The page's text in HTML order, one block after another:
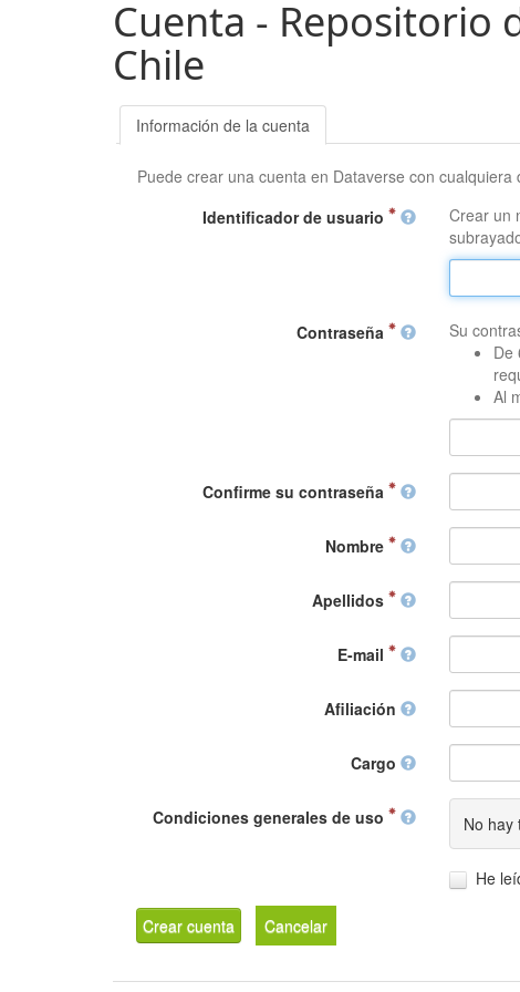
Cuenta - Repositorio
Chile
Información de la cuenta
Puede crear una cuenta en Dataverse con
Identificador de usuario
Crear un
Contraseña
Su
De
Al
Confirme su contraseña
Nombre
Apellidos
E-mail
Afiliación
Cargo
Condiciones generales de uso No hay
He
Crear cuenta Cancelar